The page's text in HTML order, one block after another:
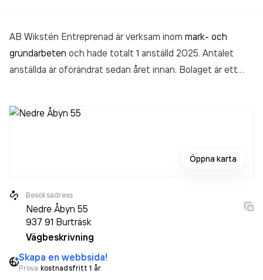
AB Wikstén Entreprenad är verksam inom mark- och
grundarbeten och hade totalt 1 anställd 2025. Antalet
anställda är oförändrat sedan året innan. Bolaget är ett
räkenskapsåret (2025).
Öppna karta
Besöksadress
Nedre Åbyn 55
937 91 Burträsk
Vägbeskrivning
Skapa en webbsida!
Prova kostnadsfritt 1 år